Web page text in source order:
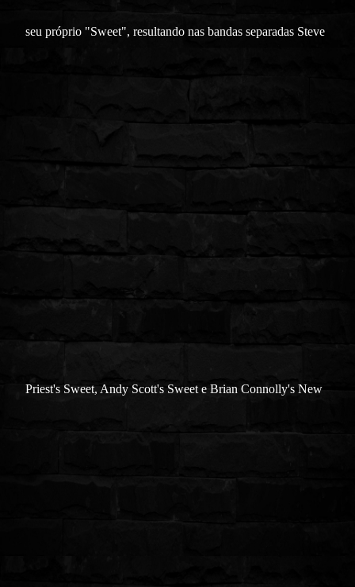
seu próprio "Sweet", resultando nas bandas separadas Steve
Priest's Sweet, Andy Scott's Sweet e Brian Connolly's New